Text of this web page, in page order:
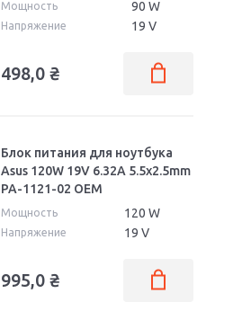
Мощность 90 W
Напряжение 19 V
498,0 ₴
Блок питания для ноутбука
Asus 120W 19V 6.32A 5.5x2.5mm
PA-1121-02 OEM
Мощность 120 W
Напряжение 19 V
995,0 ₴